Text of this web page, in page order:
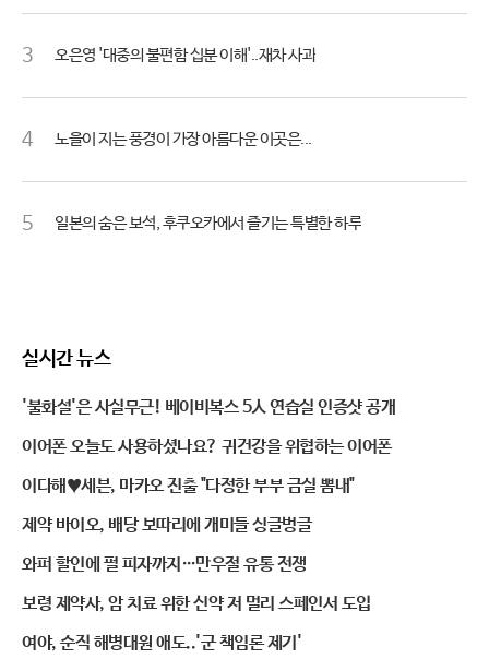
3 오은영 '대중의 불편함 십분 이해'..재차 사과
4 노을이 지는 풍경이 가장 아름다운 이곳은...
5 일본의 숨은 보석, 후쿠오카에서 즐기는 특별한 하루
실시간 뉴스
'불화설'은 사실무근! 베이비복스 5人 연습실 인증샷 공개
이어폰 오늘도 사용하셨나요? 귀건강을 위협하는 이어폰
이다해♥세븐, 마카오 진출 "다정한 부부 금실 뽐내"
제약 바이오, 배당 보따리에 개미들 싱글벙글
와퍼 할인에 펄 피자까지…만우절 유통 전쟁
보령 제약사, 암 치료 위한 신약 저 멀리 스페인서 도입
여야, 순직 해병대원 애도..'군 책임론 제기'